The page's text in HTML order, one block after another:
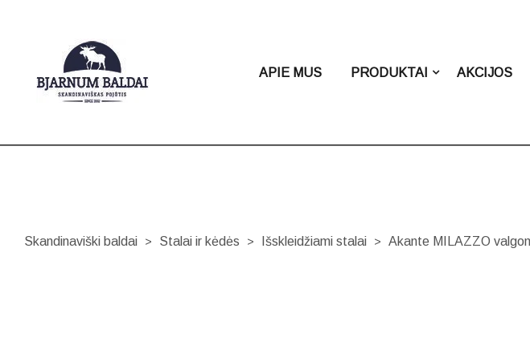
APIE MUS PRODUKTAI AKCIJOS
Skandinaviški baldai > Stalai ir kėdės > Išskleidžiami stalai > Akante MILAZZO